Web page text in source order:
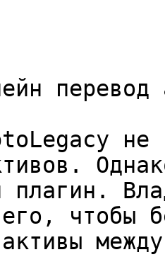
перевод
не
плагин.
чтобы